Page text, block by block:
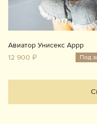
Авиатор Унисекс Аррр
12 900 ₽
Под